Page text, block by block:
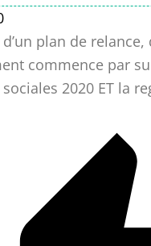
plan de relance,
commence par
2020 ET la